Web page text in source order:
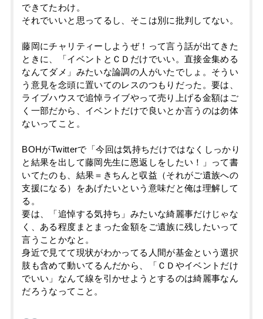
できてたわけ。
それでいいと思ってるし、そこは別に批判してない。
藤岡にチャリティーしようぜ！って言う話が出てきた
ときに、「イベントとＣＤだけでいい。直接金集める
なんてダメ」みたいな論調の人がいたでしょ。そうい
う意見を念頭に置いてのレスのつもりだった。要は、
ライブハウスで追悼ライブやって売り上げる金額はご
く一部だから、イベントだけで良いとか言うのは勿体
ないってこと。
BOHがTwitterで「今回は気持ちだけではなくしっかり
と結果を出して藤岡先生に恩返しをしたい！」って書
いてたのも、結果＝きちんと収益（それがご遺族への
支援になる）をあげたいという意味だと俺は理解して
る。
要は、「追悼する気持ち」みたいな綺麗事だけじゃな
く、ある程度まとまった金額をご遺族に残したいって
言うことかなと。
身近で見てて現状がわかってる人間が基金という選択
肢も含めて動いてるんだから、「ＣＤやイベントだけ
でいい」なんて線を引かせようとするのは綺麗事なん
だろうなってこと。